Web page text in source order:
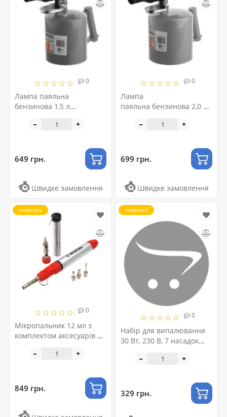
0
Лампа паяльна
бензинова 1,5 л
649 грн.
Швидке замовлення
0
Лампа
паяльна бензинова 2,0 л
699 грн.
Швидке замовлення
0
Мікропальник 12 мл з
комплектом аксесуарів 7
новинка
849 грн.
0
Набір для випалювання
30 Вт, 230 В, 7 насадок
новинка
329 грн.